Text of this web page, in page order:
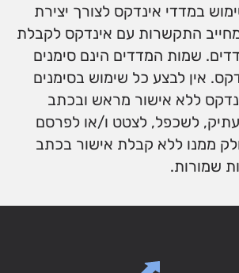
במדדי אינדקס לצורך יצירת
התקשרות עם אינדקס לקבלת
שמות המדדים הינם סימנים
אין לבצע כל שימוש בסימנים
ללא אישור מראש ובכתב
לשכפל, לצטט ו/או לפרסם
ממנו ללא קבלת אישור בכתב
שמורות.